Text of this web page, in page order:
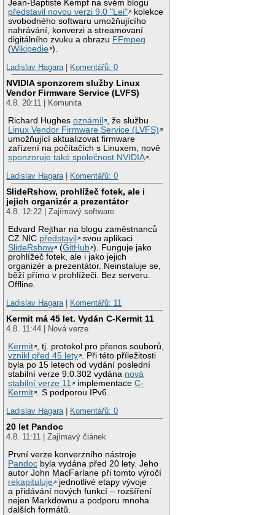
Jean-Baptiste Kempf na svém blogu
představil novou verzi 9.0 "Lei"
kolekce
svobodného softwaru umožňujícího
nahrávání, konverzi a streamovaní
digitálního zvuku a obrazu FFmpeg
(Wikipedie ).
Ladislav Hagara
Komentářů: 0
NVIDIA sponzorem služby Linux
Vendor Firmware Service (LVFS)
4.8. 20:11 | Komunita
Richard Hughesoznámil
, že službu
Linux Vendor Firmware Service (LVFS)
umožňující aktualizovat firmware
zařízení na počítačích s Linuxem, nově
sponzoruje také společnost NVIDIA .
Ladislav Hagara | Komentářů: 0
SlideRshow, prohlížeč fotek, ale i
jejich organizér a prezentátor
4.8. 12:22 | Zajímavý software
Edvard Rejthar na blogu zaměstnanců
CZ.NIC představil
svou aplikaci
SlideRshow
(GitHub ). Funguje jako
prohlížeč fotek, ale i jako jejich
organizér a prezentátor. Neinstaluje se,
běží přímo v prohlížeči. Bez serveru.
Offline.
Ladislav Hagara | Komentářů: 11
Kermit má 45 let. Vydán C-Kermit 11
4.8. 11:44 | Nová verze
Kermit , tj. protokol pro přenos souborů,
vznikl před 45 lety . Při této příležitosti
byla po 15 letech od vydání poslední
stabilní verze 9.0.302 vydána nová
stabilní verze 11
implementaceC-
Kermit . S podporou IPv6.
Ladislav Hagara | Komentářů: 0
20 let Pandoc
4.8. 11:11 | Zajímavý článek
První verze konverzního nástroje
Pandoc byla vydána před 20 lety. Jeho
autor John MacFarlane při tomto výročí
rekapituluje
jednotlivé etapy vývoje
a přidávání nových funkcí – rozšíření
nejen Markdownu a podporu mnoha
dalších formátů.